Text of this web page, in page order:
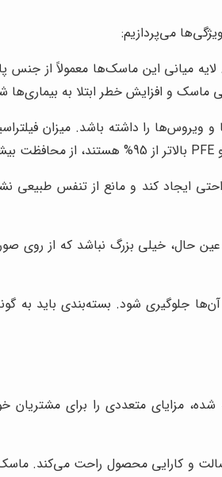
می‌پردازیم:
لایه میانی این ماسک‌ها معمولاً از جنس
ماسک و افزایش خطر ابتلا به بیماری‌ها
ایجاد کند و مانع از تنفس طبیعی
حال، خیلی بزرگ نباشد که از روی
جلوگیری شود. بسته‌بندی باید به
مزایای متعددی را برای مشتریان
و کارایی محصول راحت می‌کند.